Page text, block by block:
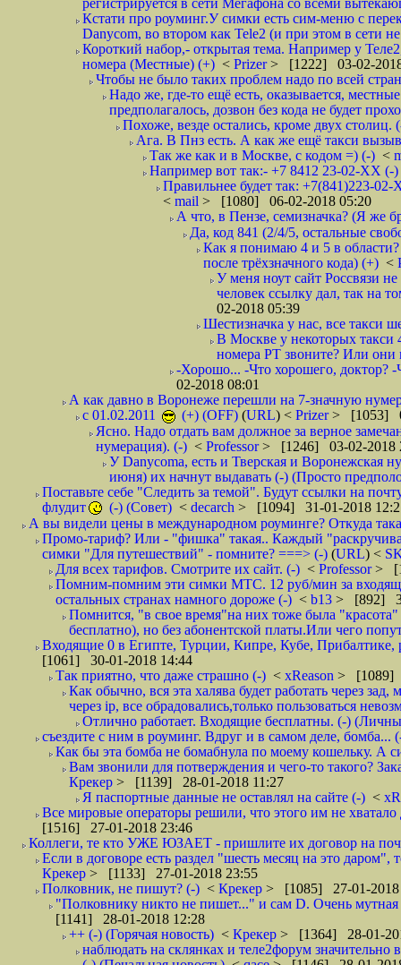
регистрируется в сети Мегафона со всеми
Кстати про роуминг.У симки есть сим-меню с
Danycom, во втором как Tele2 (и при этом в сети
Короткий набор,- открытая тема. Например у
номера (Местные) (+) < Prizer> [1222] 03-02-
Чтобы не было таких проблем надо по всей
Надо же, где-то ещё есть, оказывается,
предполагалось, дозвон без кода не будет
Похоже, везде остались, кроме двух
Ага. В Пнз есть. А как же ещё такси
Так же как и в Москве, с кодом =) (-) <
Например вот так:- +7 8412 23-02-ХХ (-
Правильнее будет так: +7(841)223-
< mail > [1080] 06-02-2018 05:20
А что, в Пензе, семизначка? (Я же
Да, код 841 (2/4/5, остальные
Как я понимаю 4 и 5 в
после трёхзначного кода) (+) <
У меня ноут сайт Россвязи
человек ссылку дал, так на
02-2018 05:39
Шестизначка у нас, все такси
В Москве у некоторых такси
номера РТ звоните? Или они
-Хорошо... -Что хорошего, доктор?
02-2018 08:01
А как давно в Воронеже перешли на 7-значную
с 01.02.2011
(+) (OFF) (URL) < Prizer> [1053]
Ясно. Надо отдать вам должное за верное
нумерация). (-) < Professor> [1246] 03-02-2018
У Danycoma, есть и Тверская и Воронежская
июня) их начнут выдавать (-) (Просто
Поставьте себе "Следить за темой". Будут ссылки на
флудит
(-) (Совет) < decarch > [1094] 31-01-2018
А вы видели цены в международном роуминге? Откуда
Промо-тариф? Или - "фишка" такая.. Каждый
симки "Для путешествий" - помните? ===> (-) (URL) <
Для всех тарифов. Смотрите их сайт. (-) < Professor>
Помним-помним эти симки МТС. 12 руб/мин за
остальных странах намного дороже (-) < b13 > [892]
Помнится, "в свое время"на них тоже была
бесплатно), но без абонентской платы.Или чего
Входящие 0 в Египте, Турции, Кипре, Кубе,
[1061] 30-01-2018 14:44
Так приятно, что даже страшно (-) < xReason > [1089]
Как обычно, вся эта халява будет работать через
через ip, все обрадовались,только пользоваться
Отлично работает. Входящие бесплатны. (-)
съездите с ним в роуминг. Вдруг и в самом деле, бомба...
Как бы эта бомба не бомабнула по моему кошельку. А
Вам звонили для потверждения и чего-то такого?
Крекер > [1139] 28-01-2018 11:27
Я паспортные данные не оставлял на сайте (-) <
Все мировые операторы решили, что этого им не
[1516] 27-01-2018 23:46
Коллеги, те кто УЖЕ ЮЗАЕТ - пришлите их договор на
Если в договоре есть раздел "шесть месяц на это даром",
Крекер > [1133] 27-01-2018 23:55
Полковник, не пишут? (-) < Крекер > [1085] 27-01-2018
"Полковнику никто не пишет..." и сам D. Очень
[1141] 28-01-2018 12:28
++ (-) (Горячая новость) < Крекер > [1364] 28-01-
наблюдать на склянках и теле2форум